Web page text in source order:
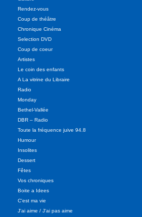
Rendez-vous
Coup de théâtre
Chronique Cinéma
Selection DVD
Coup de coeur
Artistes
Le coin des enfants
A La vitrine du Libraire
Radio
Monday
Bethel-Vallée
DBR – Radio
Toute la fréquence juive 94.8
Humour
Insolites
Dessert
Fêtes
Vos chroniques
Boite a Idees
C'est ma vie
J'ai aime / J'ai pas aime